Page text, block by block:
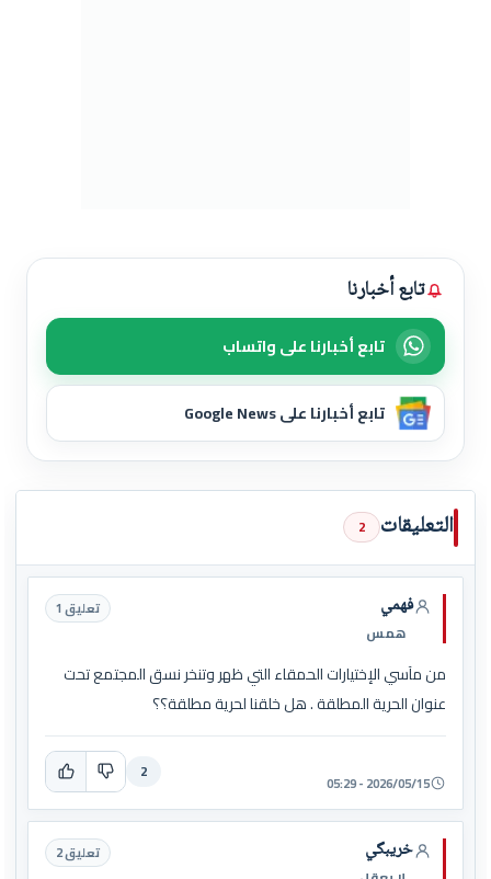
تابع أخبارنا
تابع أخبارنا على واتساب
تابع أخبارنا على Google News
التعليقات 2
فهمي
همس
تعليق 1
من مآسي الإختيارات الحمقاء التي ظهر وتنخر نسق المجتمع تحت
عنوان الحرية المطلقة . هل خلقنا لحرية مطلقة؟؟
2026/05/15 - 05:29
2
خريبگي تعليق 2